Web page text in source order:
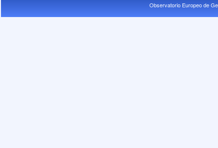
Observatorio Europeo de